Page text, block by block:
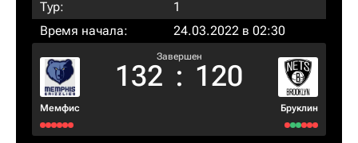
Тур:
1
Время начала:
24.03.2022 в 02:30
Мемфис
Завершен
132 : 120
Бруклин